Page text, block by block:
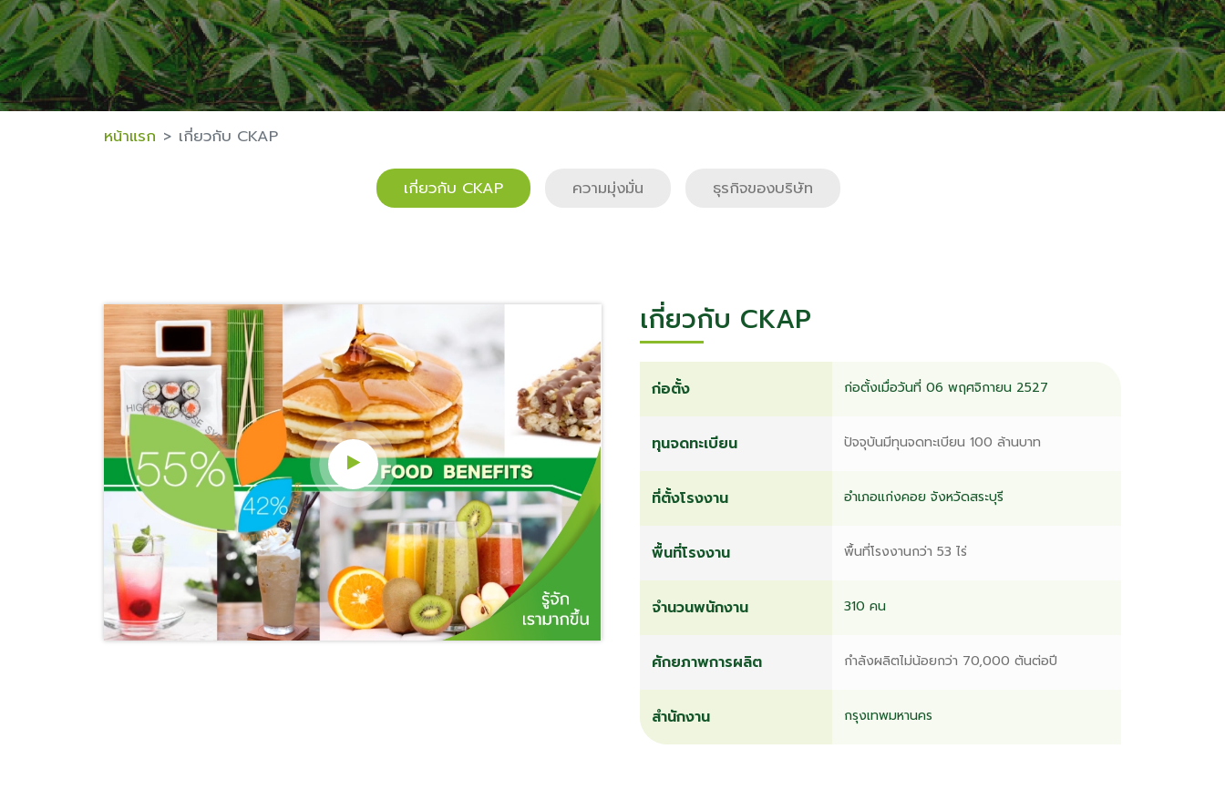
หน้าแรก เกี่ยวกับ CKAP
เกี่ยวกับ CKAP ความมุ่งมั่น ธุรกิจของบริษัท
เกี่ยวกับ CKAP
ก่อตั้ง ก่อตั้งเมื่อวันที่ 06 พฤศจิกายน 2527
ทุนจดทะเบียน ปัจจุบันมีทุนจดทะเบียน 100 ล้านบาท
ที่ตั้งโรงงาน อำเภอแก่งคอย จังหวัดสระบุรี
พื้นที่โรงงาน พื้นที่โรงงานกว่า 53 ไร่
จำนวนพนักงาน 310 คน
ศักยภาพการผลิต กำลังผลิตไม่น้อยกว่า 70,000 ตันต่อปี
สำนักงาน กรุงเทพมหานคร